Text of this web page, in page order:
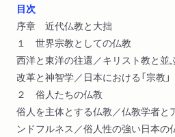
目次
序章 近代仏教と大拙
１ 世界宗教としての仏教
西洋と東洋の往還／キリスト教と並
改革と神智学／日本における「宗教」
２ 俗人たちの仏教
俗人を主体とする仏教／仏教学者と
ンドフルネス／俗人性の強い日本